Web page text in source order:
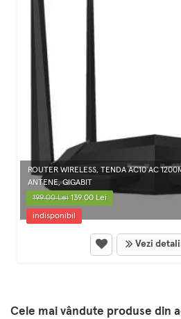
ROUTER WIRELESS, TENDA AC10 AC
ANTENE, GIGABIT
199.00 Lei139.00 Lei
indisponibil
Vezi
Cele mai vândute produse din